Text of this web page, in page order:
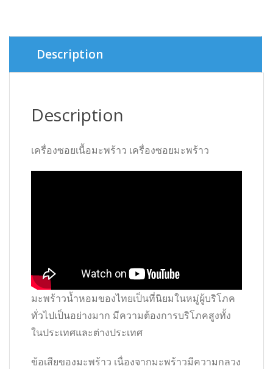
Description
Description
เครื่องซอยเนื้อมะพร้าว เครื่องซอยมะพร้าว
มะพร้าวน้ำหอมของไทยเป็นที่นิยมในหมู่ผู้บริโภค
ทั่วไปเป็นอย่างมาก มีความต้องการบริโภคสูงทั้ง
ในประเทศและต่างประเทศ
ข้อเสียของมะพร้าว เนื่องจากมะพร้าวมีความกลวง